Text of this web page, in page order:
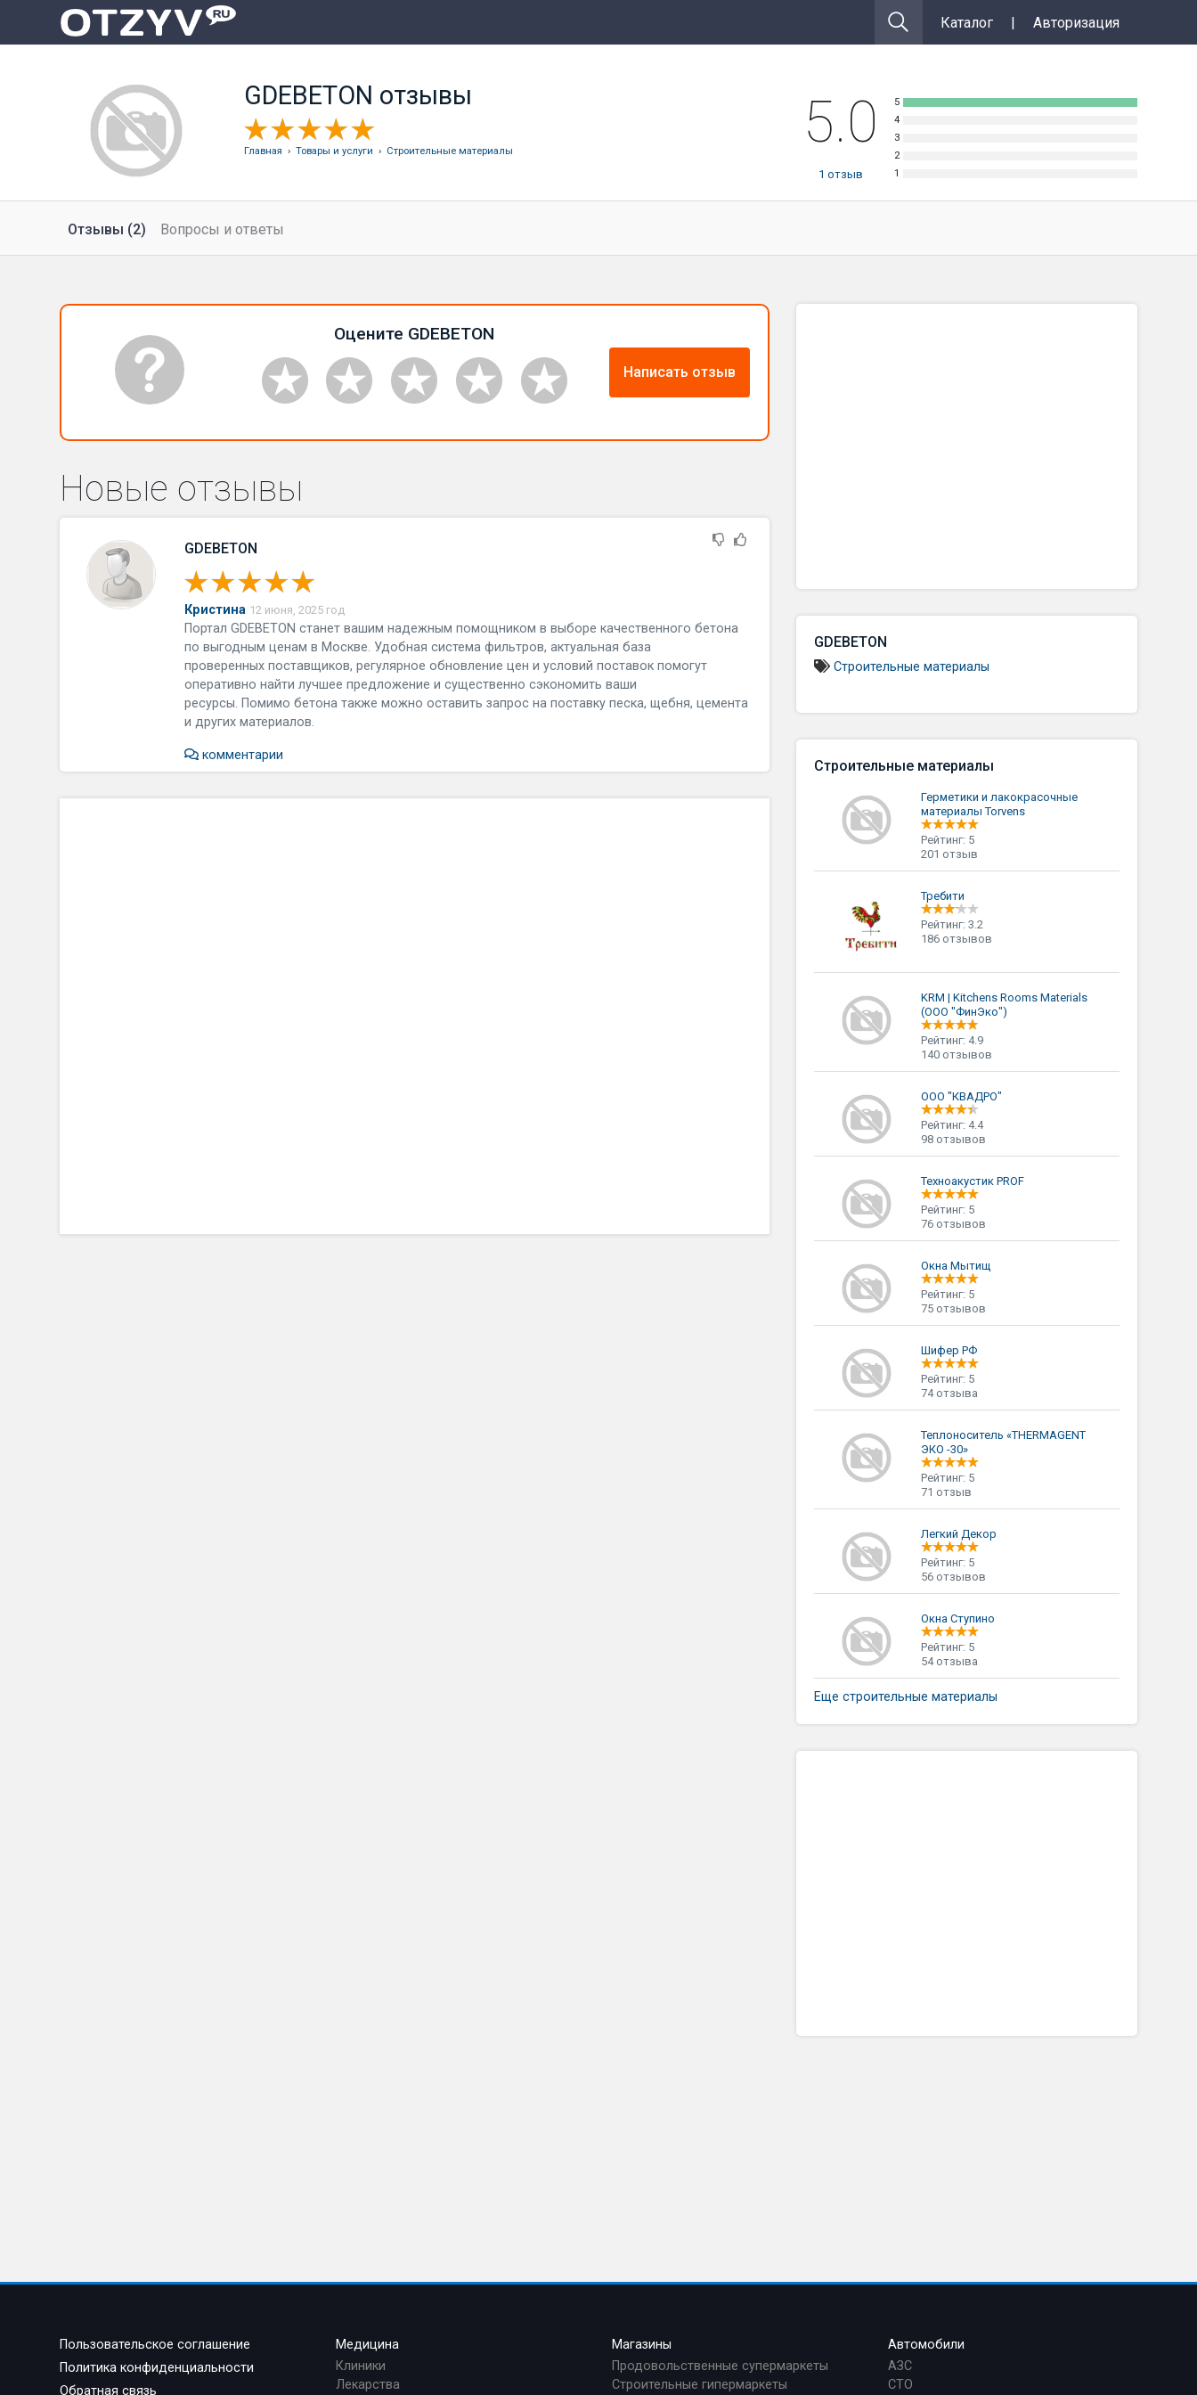
Каталог | Авторизация
GDEBETON отзывы
Главная › Товары и услуги › Строительные материалы 5.0
1 отзыв
Отзывы (2) Вопросы и ответы
Оцените GDEBETON
Написать отзыв
Новые отзывы
GDEBETON
Кристина 12 июня, 2025 год
Портал GDEBETON станет вашим надежным помощником в выборе качественного бетона
по выгодным ценам в Москве. Удобная система фильтров, актуальная база
проверенных поставщиков, регулярное обновление цен и условий поставок помогут
оперативно найти лучшее предложение и существенно сэкономить ваши
ресурсы. Помимо бетона также можно оставить запрос на поставку песка, щебня, цемента
и других материалов.
комментарии
GDEBETON
Строительные материалы
Строительные материалы
Герметики и лакокрасочные
материалы Torvens
Рейтинг: 5
201 отзыв
Требити
Рейтинг: 3.2
186 отзывов
KRM | Kitchens Rooms Materials
(ООО "ФинЭко")
Рейтинг: 4.9
140 отзывов
ООО "КВАДРО"
Рейтинг: 4.4
98 отзывов
Техноакустик PROF
Рейтинг: 5
76 отзывов
Окна Мытищ
Рейтинг: 5
75 отзывов
Шифер РФ
Рейтинг: 5
74 отзыва
Теплоноситель «THERMAGENT
ЭКО -30»
Рейтинг: 5
71 отзыв
Легкий Декор
Рейтинг: 5
56 отзывов
Окна Ступино
Рейтинг: 5
54 отзыва
Еще строительные материалы
Пользовательское соглашение
Политика конфиденциальности
Обратная связь
Медицина
Клиники
Лекарства
Магазины
Продовольственные супермаркеты
Строительные гипермаркеты
Автомобили
АЗС
СТО